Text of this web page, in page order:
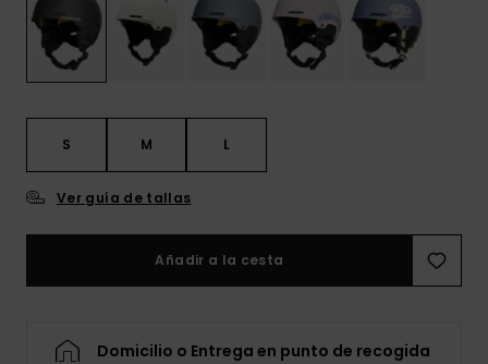
S M L
Ver guía de tallas
Añadir a la cesta
Domicilio o Entrega en punto de recogida